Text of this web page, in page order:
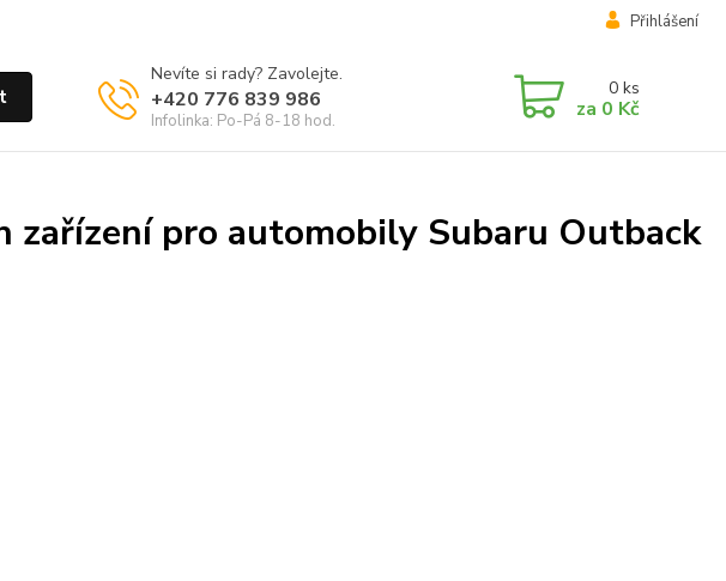
Přihlášení
Nevíte si rady? Zavolejte.
+420 776 839 986
Infolinka: Po-Pá 8-18 hod.
0 ks
za 0 Kč
zařízení pro automobily Subaru Outback